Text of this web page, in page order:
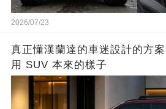
2026/07/23
真正懂漢蘭達的車迷設計的方
用 SUV 本來的樣子